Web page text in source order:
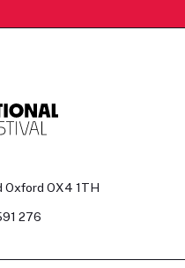
Oxford OX4 1TH
276